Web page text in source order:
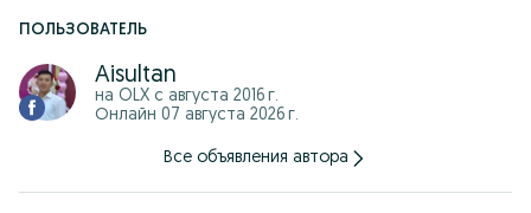
Наш Сайт: Astech.kz
Пишите 87******606 WhatsApp
ПОЛЬЗОВАТЕЛЬ
Aisultan
на OLX с августа 2016 г.
Онлайн 07 августа 2026 г.
Все объявления автора